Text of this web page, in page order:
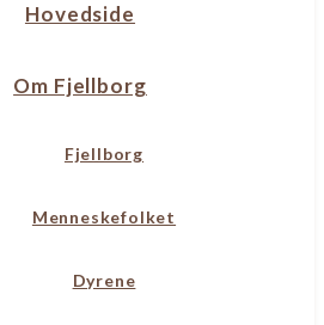
Hovedside
Om Fjellborg
Fjellborg
Menneskefolket
Dyrene